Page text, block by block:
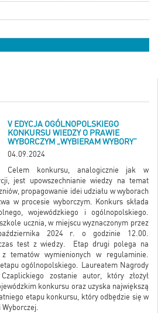
V EDYCJA OGÓLNOPOLSKIEGO
KONKURSU WIEDZY O PRAWIE
WYBORCZYM „WYBIERAM WYBORY”
04.09.2024
Celem konkursu, analogicznie jak w
jest upowszechnianie wiedzy na temat
propagowanie idei udziału w wyborach
w procesie wyborczym. Konkurs składa
wojewódzkiego i ogólnopolskiego.
ucznia, w miejscu wyznaczonym przez
2024 r. o godzinie 12.00.
test z wiedzy. Etap drugi polega na
tematów wymienionych w regulaminie.
ogólnopolskiego. Laureatem Nagrody
zostanie autor, który złożył
konkursu oraz uzyska największą
etapu konkursu, który odbędzie się w